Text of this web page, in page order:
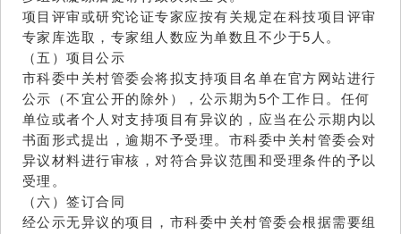
项目评审或研究论证专家应按有关规定在科技项目评审
专家库选取，专家组人数应为单数且不少于5人。
（五）项目公示
市科委中关村管委会将拟支持项目名单在官方网站进行
公示（不宜公开的除外），公示期为5个工作日。任何
单位或者个人对支持项目有异议的，应当在公示期内以
书面形式提出，逾期不予受理。市科委中关村管委会对
异议材料进行审核，对符合异议范围和受理条件的予以
受理。
（六）签订合同
经公示无异议的项目，市科委中关村管委会根据需要组